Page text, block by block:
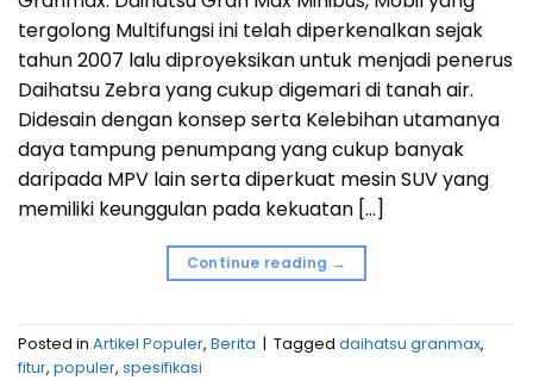
tergolong Multifungsi ini telah diperkenalkan sejak
tahun 2007 lalu diproyeksikan untuk menjadi penerus
Daihatsu Zebra yang cukup digemari di tanah air.
Didesain dengan konsep serta Kelebihan utamanya
daya tampung penumpang yang cukup banyak
daripada MPV lain serta diperkuat mesin SUV yang
memiliki keunggulan pada kekuatan […]
Continue reading →
Posted in Artikel Populer, Berita | Tagged daihatsu granmax,
fitur, populer, spesifikasi